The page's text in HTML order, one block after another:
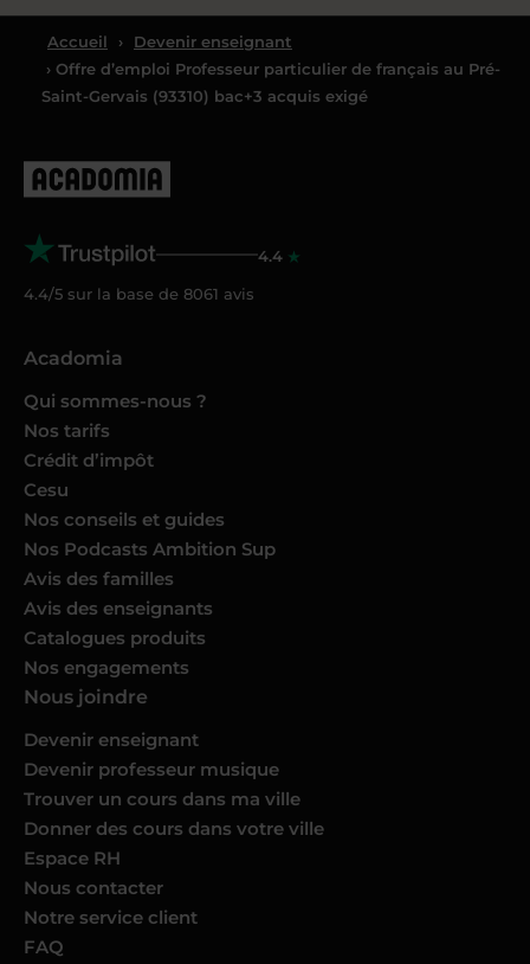
Accueil ›
Devenir enseignant
› Offre d’emploi Professeur particulier de français au Pré-
Saint-Gervais (93310) bac+3 acquis exigé
4.4
4.4/5 sur la base de 8061 avis
Acadomia
Qui sommes-nous ?
Nos tarifs
Crédit d’impôt
Cesu
Nos conseils et guides
Nos Podcasts Ambition Sup
Avis des familles
Avis des enseignants
Catalogues produits
Nos engagements
Nous joindre
Devenir enseignant
Devenir professeur musique
Trouver un cours dans ma ville
Donner des cours dans votre ville
Espace RH
Nous contacter
Notre service client
FAQ